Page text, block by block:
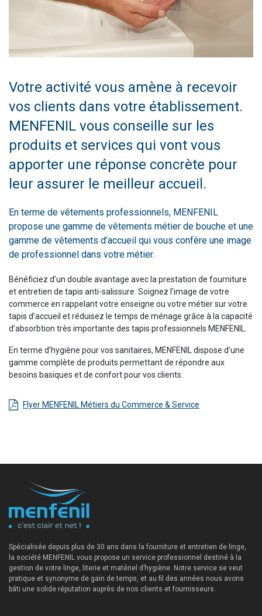
Votre activité vous amène à recevoir
vos clients dans votre établissement.
MENFENIL vous conseille sur les
produits et services qui vont vous
apporter une réponse concrète pour
leur assurer le meilleur accueil.
En terme de vêtements professionnels, MENFENIL
propose une gamme de vêtements métier de bouche et une
gamme de vêtements d’accueil qui vous confère une image
de professionnel dans votre métier.
Bénéficiez d’un double avantage avec la prestation de fourniture
et entretien de tapis anti-salissure. Soignez l’image de votre
commerce en rappelant votre enseigne ou votre métier sur votre
tapis d’accueil et réduisez le temps de ménage grâce à la capacité
d’absorbtion très importante des tapis professionnels MENFENIL.
En terme d’hygiène pour vos sanitaires, MENFENIL dispose d’une
gamme complète de produits permettant de répondre aux
besoins basiques et de confort pour vos clients.
Flyer MENFENIL Métiers du Commerce & Service
Spécialisée depuis plus de 30 ans dans la fourniture et entretien de linge,
la société MENFENIL vous propose un service professionnel destiné à la
gestion de votre linge, literie et matériel d’hygiène. Notre service se veut
pratique et synonyme de gain de temps, et au fil des années nous avons
bâti une solide réputation auprès de nos clients et fournisseurs.